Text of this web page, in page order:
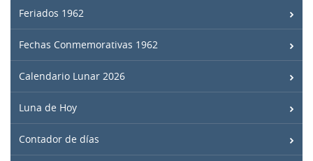
Feriados 1962
Fechas Conmemorativas 1962
Calendario Lunar 2026
Luna de Hoy
Contador de días